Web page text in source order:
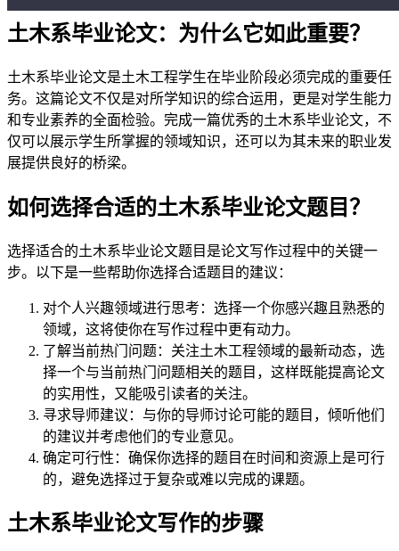
土木系毕业论文：为什么它如此重要？
土木系毕业论文是土木工程学生在毕业阶段必须完成的重要任
务。这篇论文不仅是对所学知识的综合运用，更是对学生能力
和专业素养的全面检验。完成一篇优秀的土木系毕业论文，不
仅可以展示学生所掌握的领域知识，还可以为其未来的职业发
展提供良好的桥梁。
如何选择合适的土木系毕业论文题目？
选择适合的土木系毕业论文题目是论文写作过程中的关键一
步。以下是一些帮助你选择合适题目的建议：
对个人兴趣领域进行思考：选择一个你感兴趣且熟悉的
领域，这将使你在写作过程中更有动力。
了解当前热门问题：关注土木工程领域的最新动态，选
择一个与当前热门问题相关的题目，这样既能提高论文
的实用性，又能吸引读者的关注。
寻求导师建议：与你的导师讨论可能的题目，倾听他们
的建议并考虑他们的专业意见。
确定可行性：确保你选择的题目在时间和资源上是可行
的，避免选择过于复杂或难以完成的课题。
土木系毕业论文写作的步骤